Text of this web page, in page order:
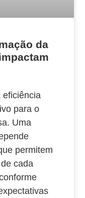
da
eficiência
para o
Uma
permitem
cada